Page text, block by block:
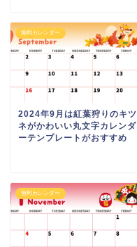
無料カレンダー
2024年9月は紅葉狩りのキツ
ネがかわいい丸文字カレンダ
ーテンプレートがおすすめ
無料カレンダー